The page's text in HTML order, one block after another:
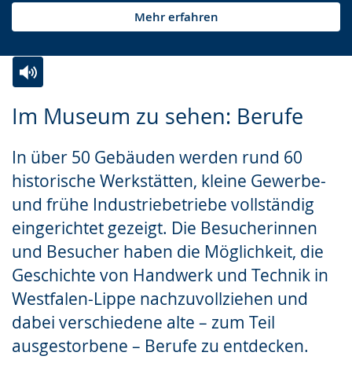
Mehr erfahren
Im Museum zu sehen: Berufe
In über 50 Gebäuden werden rund 60
historische Werkstätten, kleine Gewerbe-
und frühe Industriebetriebe vollständig
eingerichtet gezeigt. Die Besucherinnen
und Besucher haben die Möglichkeit, die
Geschichte von Handwerk und Technik in
Westfalen-Lippe nachzuvollziehen und
dabei verschiedene alte – zum Teil
ausgestorbene – Berufe zu entdecken.
Leichten
wechseln.
Audio-
Video
Deutscher
Gebärdensprache
wird
angezeigt.